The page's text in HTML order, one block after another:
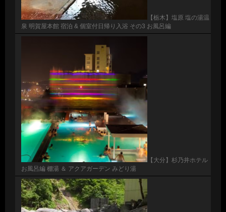
【栃木】塩原 塩の湯温
泉 明賀屋本館 宿泊 & 個室付日帰り入浴 その3 お風呂編
【大分】杉乃井ホテル
お風呂編 棚湯 ＆ アクアガーデン みどり湯